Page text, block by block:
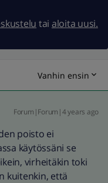
tai aloita uusi.
Vanhin ensin
Forum|Forum|4 years ago
poisto ei
käytössäni se
virheitäkin toki
kuitenkin, että